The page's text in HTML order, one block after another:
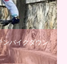
バイクダウン